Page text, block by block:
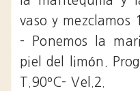
vaso y mezclamos
- Ponemos la
piel del limón.
T.90ºC- Vel.2.